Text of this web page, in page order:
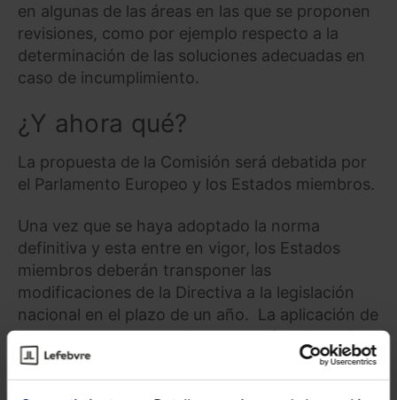
en algunas de las áreas en las que se proponen
revisiones, como por ejemplo respecto a la
determinación de las soluciones adecuadas en
caso de incumplimiento.
¿Y ahora qué?
La propuesta de la Comisión será debatida por
el Parlamento Europeo y los Estados miembros.
Una vez que se haya adoptado la norma
definitiva y esta entre en vigor, los Estados
miembros deberán transponer las
modificaciones de la Directiva a la legislación
nacional en el plazo de un año. La aplicación de
las nuevas normas nacionales será obligatoria
dos años después. A partir del inicio del
periodo de aplazamiento de dos años, los